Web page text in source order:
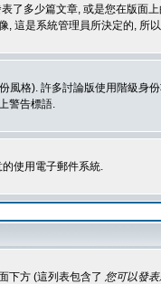
多少篇文章, 或是您在版面
這是系統管理員所決定的, 所
格). 許多討論版使用階級身
警告標語.
使用電子郵件系統.
下方 (這列表包含了 您可以發